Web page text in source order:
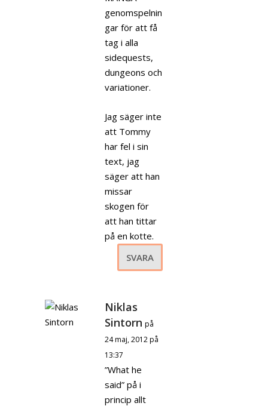
genomspelnin
gar för att få
tag i alla
sidequests,
dungeons och
variationer.
Jag säger inte
att Tommy
har fel i sin
text, jag
säger att han
missar
skogen för
att han tittar
på en kotte.
SVARA
Niklas
Sintorn på
24 maj, 2012 på
13:37
”What he
said” på i
princip allt